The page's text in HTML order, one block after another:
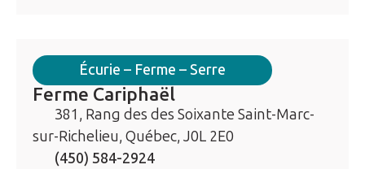
Écurie – Ferme – Serre
Ferme Cariphaël
381, Rang des des Soixante Saint-Marc-
sur-Richelieu, Québec, J0L 2E0
(450) 584-2924